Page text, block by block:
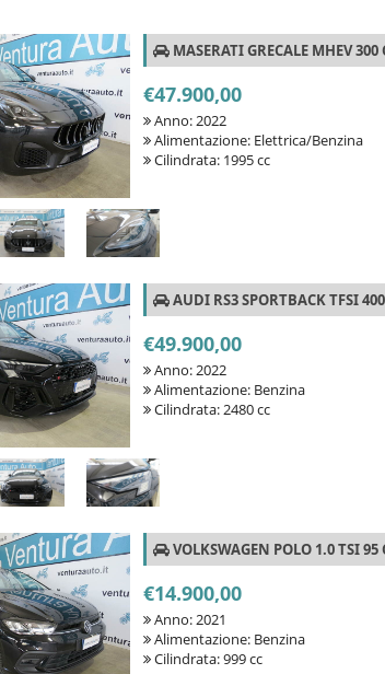
MASERATI GRECALE MHEV 300
€47.900,00
Anno: 2022
Alimentazione: Elettrica/Benzina
Cilindrata: 1995 cc
AUDI RS3 SPORTBACK TFSI
€49.900,00
Anno: 2022
Alimentazione: Benzina
Cilindrata: 2480 cc
VOLKSWAGEN POLO 1.0 TSI 95
€14.900,00
Anno: 2021
Alimentazione: Benzina
Cilindrata: 999 cc